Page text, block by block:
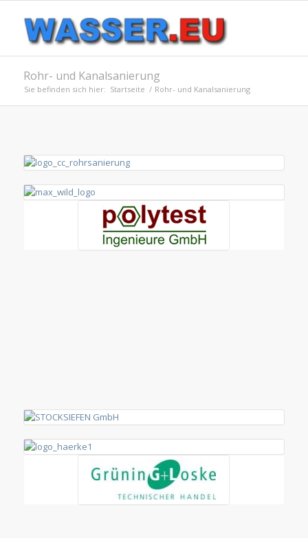
Rohr- und Kanalsanierung
Sie befinden sich hier: Startseite / Rohr- und Kanalsanierung